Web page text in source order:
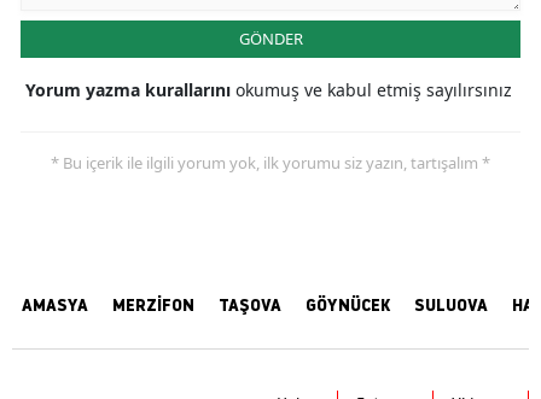
GÖNDER
Yorum yazma kurallarını okumuş ve kabul etmiş sayılırsınız
* Bu içerik ile ilgili yorum yok, ilk yorumu siz yazın, tartışalım *
AMASYA MERZİFON TAŞOVA GÖYNÜCEK SULUOVA